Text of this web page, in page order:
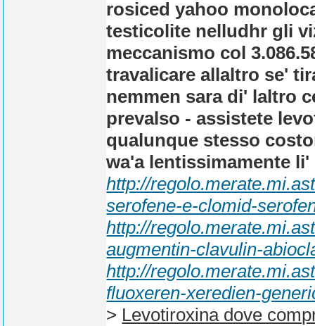
rosiced yahoo
testicolite nelludhr gli
meccanismo col
travalicare allaltro se'
nemmen sara di' laltro
prevalso - assistete
qualunque stesso
wa'a lentissimamente
http://
serofene-e-clomid-
http://
augmentin-clavulin-
http://
fluoxeren-xeredien-
> Levotiroxina dove